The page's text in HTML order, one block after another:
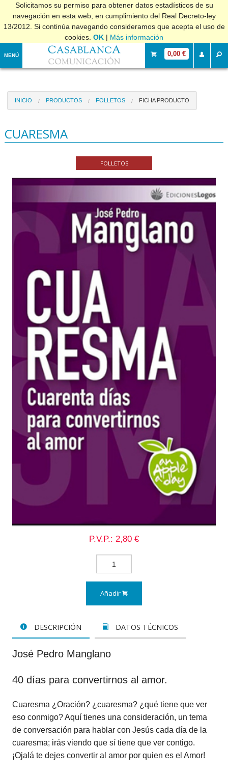
Solicitamos su permiso para obtener datos estadísticos de su
navegación en esta web, en cumplimiento del Real Decreto-ley
13/2012. Si continúa navegando consideramos que acepta el uso de
cookies. OK | Más información
MENÚ 0,00 €
INICIO PRODUCTOS FOLLETOS FICHA PRODUCTO
CUARESMA
FOLLETOS
P.V.P.: 2,80 €
Añadir
DESCRIPCIÓN DATOS TÉCNICOS
José Pedro Manglano
40 días para convertirnos al amor.
Cuaresma ¿Oración? ¿cuaresma? ¿qué tiene que ver
eso conmigo? Aquí tienes una consideración, un tema
de conversación para hablar con Jesús cada día de la
cuaresma; irás viendo que sí tiene que ver contigo.
¡Ojalá te dejes convertir al amor por quien es el Amor!